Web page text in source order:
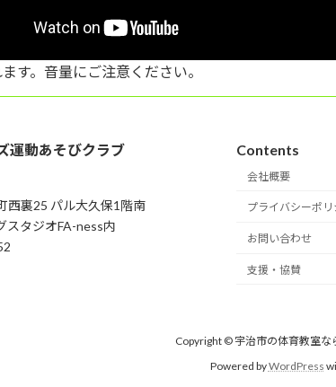
す。音量にご注意ください。
運動あそびクラブ
西裏25 パル大久保1階南
スタジオFA-ness内
Contents
会社概要
プライバシーポリ
お問い合わせ
支援・協賛
Copyright © 宇治市の体育教室な
Powered byWordPress